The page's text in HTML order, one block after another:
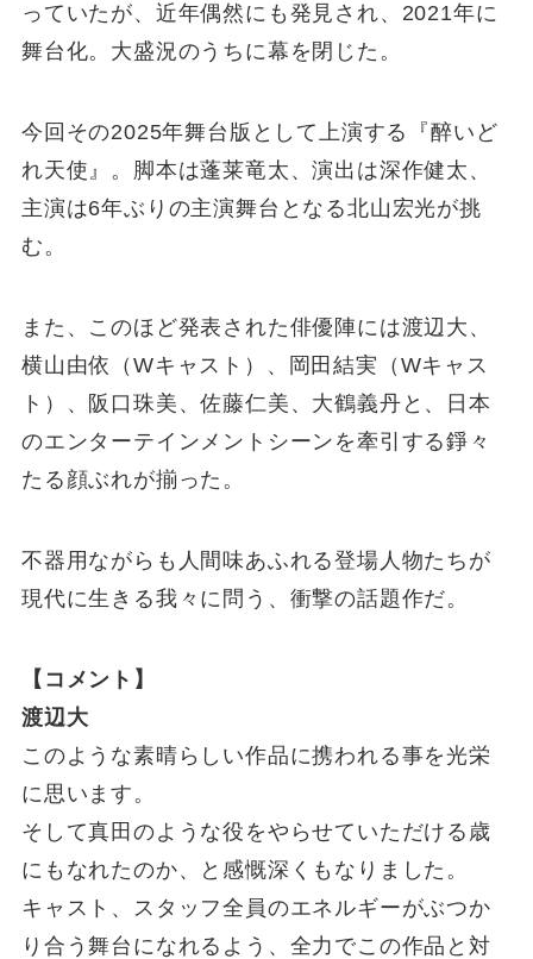
っていたが、近年偶然にも発見され、2021年に
舞台化。大盛況のうちに幕を閉じた。
今回その2025年舞台版として上演する『醉いど
れ天使』。脚本は蓬莱竜太、演出は深作健太、
主演は6年ぶりの主演舞台となる北山宏光が挑
む。
また、このほど発表された俳優陣には渡辺大、
横山由依（Wキャスト）、岡田結実（Wキャス
ト）、阪口珠美、佐藤仁美、大鶴義丹と、日本
のエンターテインメントシーンを牽引する錚々
たる顔ぶれが揃った。
不器用ながらも人間味あふれる登場人物たちが
現代に生きる我々に問う、衝撃の話題作だ。
【コメント】
渡辺大
このような素晴らしい作品に携われる事を光栄
に思います。
そして真田のような役をやらせていただける歳
にもなれたのか、と感慨深くもなりました。
キャスト、スタッフ全員のエネルギーがぶつか
り合う舞台になれるよう、全力でこの作品と対